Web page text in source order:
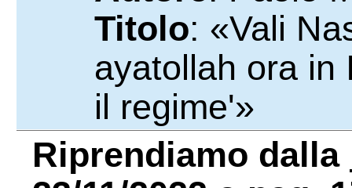
Titolo: «Vali
ayatollah ora in
il regime'»
Riprendiamo dalla